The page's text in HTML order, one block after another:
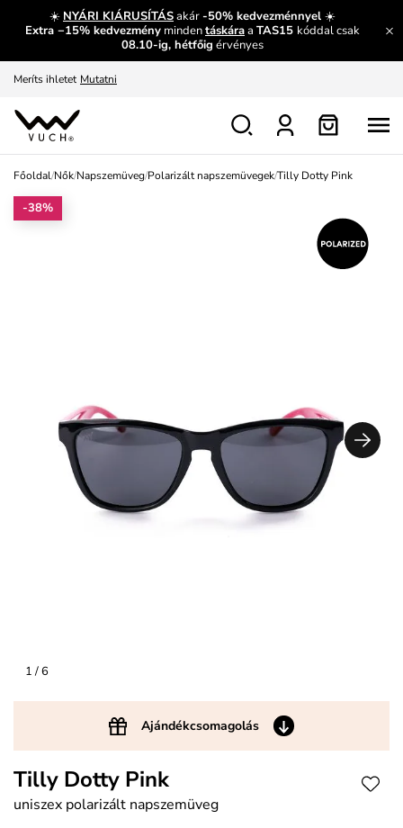
☀️ NYÁRI KIÁRUSÍTÁSakár-50% kedvezménnyel ☀️
Extra −15% kedvezmény mindentáskáraa TAS15 kóddal csak
08.10-ig, hétfőig érvényes
És mi az, amit máshol nem lehet megtudni?
Fedezze fel velünk az újdonságokat. Megtekintés
Meríts ihletet Mutatni
Ingyenes csere és visszaküldés
Főoldal/Nők/Napszemüveg/Polarizált napszemüvegek/Tilly Dotty Pink
1/ 6
Ajándékcsomagolás
-38%
Tilly Dotty Pink
uniszex polarizált napszemüveg